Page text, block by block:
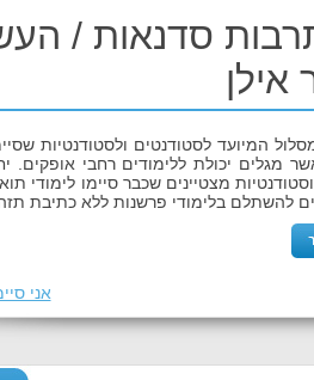
סדנאות /
אילן
המיועד לסטודנטים ולסטודנטיות
מגלים יכולת ללימודים רחבי
מצטיינים שכבר סיימו לימודי
להשתלם בלימודי פרשנות ללא כתיבת תזה
אני